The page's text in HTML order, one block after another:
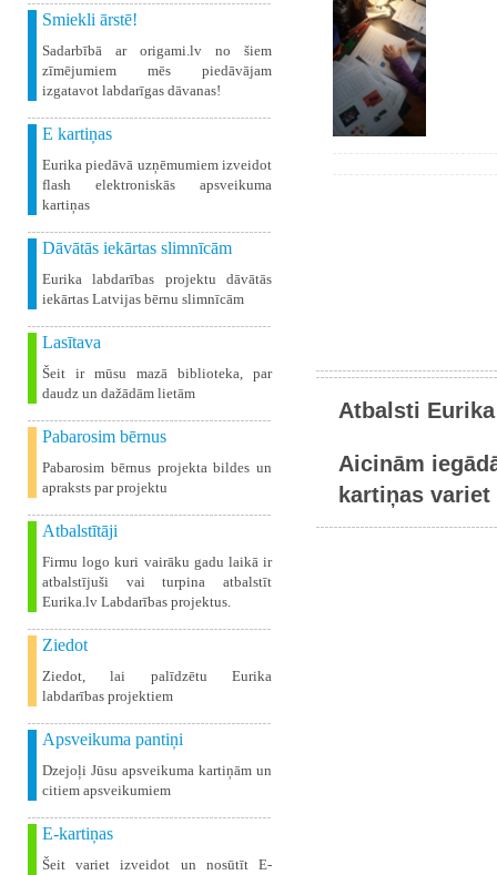
Smiekli ārstē!
Sadarbībā ar origami.lv no šiem
zīmējumiem mēs piedāvājam
izgatavot labdarīgas dāvanas!
E kartiņas
Eurika piedāvā uzņēmumiem izveidot
flash elektroniskās apsveikuma
kartiņas
Dāvātās iekārtas slimnīcām
Eurika labdarības projektu dāvātās
iekārtas Latvijas bērnu slimnīcām
Lasītava
Šeit ir mūsu mazā biblioteka, par
daudz un dažādām lietām
Pabarosim bērnus
Pabarosim bērnus projekta bildes un
apraksts par projektu
Atbalstītāji
Firmu logo kuri vairāku gadu laikā ir
atbalstījuši vai turpina atbalstīt
Eurika.lv Labdarības projektus.
Ziedot
Ziedot, lai palīdzētu Eurika
labdarības projektiem
Apsveikuma pantiņi
Dzejoļi Jūsu apsveikuma kartiņām un
citiem apsveikumiem
E-kartiņas
Šeit variet izveidot un nosūtīt E-
Atbalsti
Aicinām
kartiņas variet